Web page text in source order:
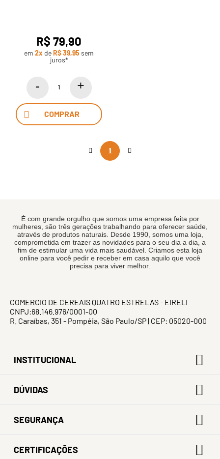
R$ 79,90
em 2x deR$ 39,95 sem
juros*
COMPRAR
1
É com grande orgulho que somos uma empresa feita por
mulheres, são três gerações trabalhando para oferecer saúde,
através de produtos naturais. Desde 1990, somos uma loja,
comprometida em trazer as novidades para o seu dia a dia, a
fim de estimular uma vida mais saudável. Criamos esta loja
online para você pedir e receber em casa aquilo que você
precisa para viver melhor.
COMERCIO DE CEREAIS QUATRO ESTRELAS - EIRELI
CNPJ:68.146.976/0001-00
R. Caraíbas, 351 - Pompéia, São Paulo/SP | CEP: 05020-000
INSTITUCIONAL
DÚVIDAS
SEGURANÇA
CERTIFICAÇÕES